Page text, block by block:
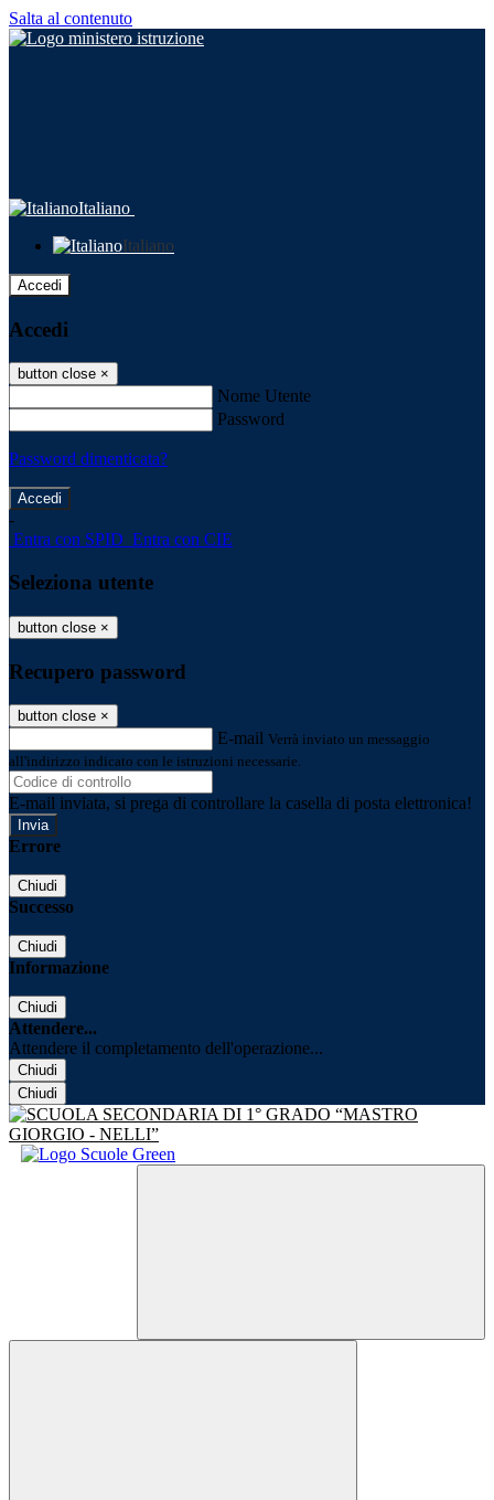
Salta al contenuto
Italiano
Italiano
Accedi
Accedi
button close ×
Nome Utente
Password
Password dimenticata?
-
Entra con SPID Entra con CIE
Seleziona utente
button close ×
Recupero password
button close ×
E-mail Verrà inviato un messaggio
all'indirizzo indicato con le istruzioni necessarie.
E-mail inviata, si prega di controllare la casella di posta elettronica!
Errore
Chiudi
Successo
Chiudi
Informazione
Chiudi
Attendere...
Attendere il completamento dell'operazione...
Chiudi
Chiudi